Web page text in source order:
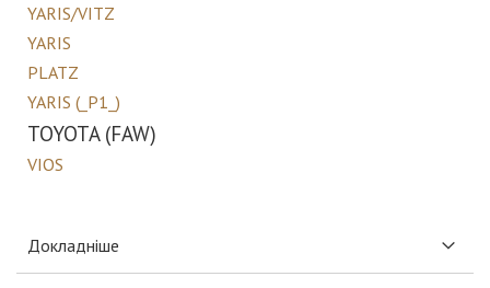
YARIS/VITZ
YARIS
PLATZ
YARIS (_P1_)
TOYOTA (FAW)
VIOS
Докладніше